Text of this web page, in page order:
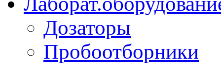
Дозаторы
Пробоотборники